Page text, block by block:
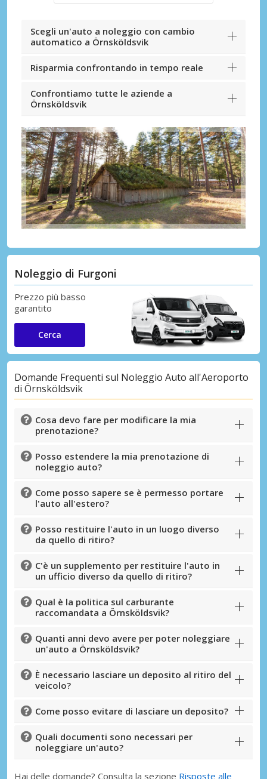
Scegli un'auto a noleggio con cambio
automatico a Örnsköldsvik
Risparmia confrontando in tempo reale
Confrontiamo tutte le aziende a
Örnsköldsvik
Noleggio di Furgoni
Prezzo più basso
garantito
Cerca
Domande Frequenti sul Noleggio Auto all'Aeroporto
di Örnsköldsvik
Cosa devo fare per modificare la mia
prenotazione?
Posso estendere la mia prenotazione di
noleggio auto?
Come posso sapere se è permesso portare
l'auto all'estero?
Posso restituire l'auto in un luogo diverso
da quello di ritiro?
C'è un supplemento per restituire l'auto in
un ufficio diverso da quello di ritiro?
Qual è la politica sul carburante
raccomandata a Örnsköldsvik?
Quanti anni devo avere per poter noleggiare
un'auto a Örnsköldsvik?
È necessario lasciare un deposito al ritiro del
veicolo?
Come posso evitare di lasciare un deposito?
Quali documenti sono necessari per
noleggiare un'auto?
Hai delle domande? Consulta la sezione Risposte alle